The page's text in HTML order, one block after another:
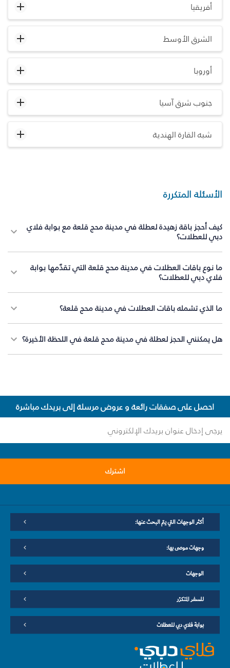
أفريقيا
الشرق الأوسط
أوروبا
جنوب شرق آسيا
شبه القارة الهندية
الأسئلة المتكررة
كيف أحجز باقة زهيدة لعطلة في مدينة محج قلعة مع بوابة فلاي
دبي للعطلات؟
ما نوع باقات العطلات في مدينة محج قلعة التي تقدّمها بوابة
فلاي دبي للعطلات؟
ما الذي تشمله باقات العطلات في مدينة محج قلعة؟
هل يمكنني الحجز لعطلة في مدينة محج قلعة في اللحظة الأخيرة؟
احصل على صفقات رائعة و عروض مرسلة إلى بريدك مباشرة
اشترك
أكثر الوجهات التي يتم البحث عنها:
وجهات موصى بها:
الوجهات
للسفر المتكرّر
بوابة فلاي دبي للعطلات